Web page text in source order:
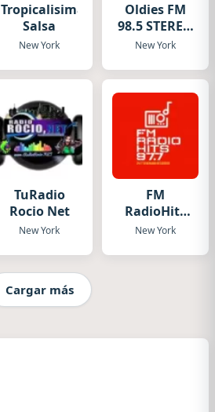
Tropicalisima
Salsa
New York
Oldies FM
98.5 STEREO
Live
New York
TuRadio
Rocio Net
New York
FM
RadioHits
HD
New York
Cargar más